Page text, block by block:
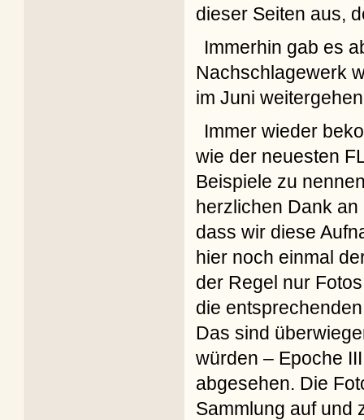
dieser Seiten aus,
Immerhin gab es
Nachschlagewerk
im Juni
Immer wieder
wie der neuesten
Beispiele zu
herzlichen Dank
dass wir diese
hier noch einmal
der Regel nur
die
Das sind
würden – Epoche
abgesehen. Die
Sammlung auf und